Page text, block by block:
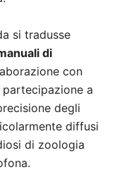
si tradusse
di
con
a
degli
diffusi
di zoologia